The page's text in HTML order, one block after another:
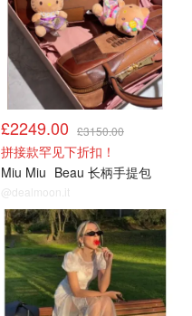
£2249.00 £3150.00
拼接款罕见下折扣！
Miu Miu Beau 长柄手提包
@dealmoon.it